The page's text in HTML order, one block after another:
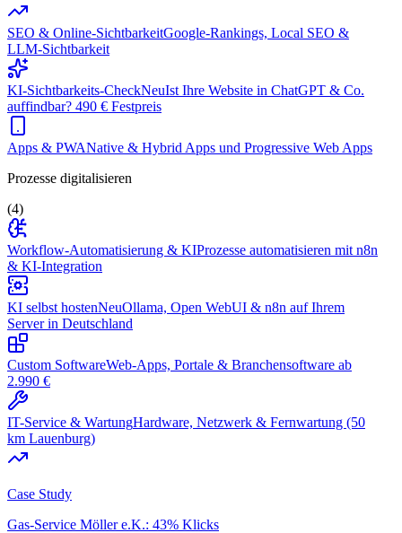
SEO & Online-SichtbarkeitGoogle-Rankings, Local SEO &
LLM-Sichtbarkeit
KI-Sichtbarkeits-CheckNeuIst Ihre Website in ChatGPT & Co.
auffindbar? 490 € Festpreis
Apps & PWANative & Hybrid Apps und Progressive Web Apps
Prozesse digitalisieren
(4)
Workflow-Automatisierung & KIProzesse automatisieren mit n8n
& KI-Integration
KI selbst hostenNeuOllama, Open WebUI & n8n auf Ihrem
Server in Deutschland
Custom SoftwareWeb-Apps, Portale & Branchensoftware ab
2.990 €
IT-Service & WartungHardware, Netzwerk & Fernwartung (50
km Lauenburg)
Case Study
Gas-Service Möller e.K.: 43% Klicks